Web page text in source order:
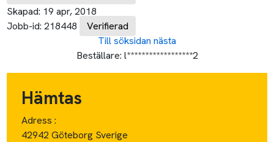
Skapad: 19 apr, 2018
Jobb-id: 218448 Verifierad
Till söksidan nästa
Beställare: l******************2
Hämtas
Adress :
42942 Göteborg Sverige